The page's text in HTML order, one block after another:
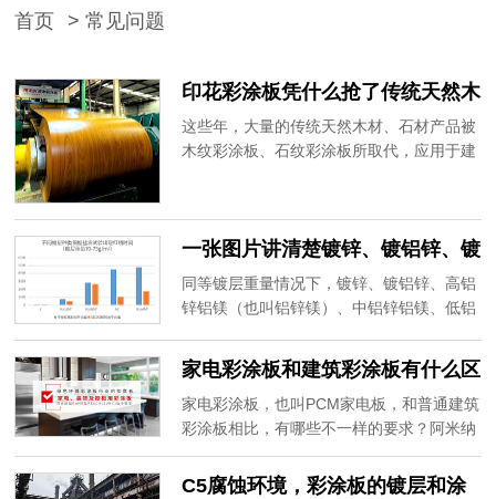
首页 > 常见问题
印花彩涂板凭什么抢了传统天然木
材、石材的生意？
这些年，大量的传统天然木材、石材产品被
木纹彩涂板、石纹彩涂板所取代，应用于建
分析印花彩涂板的三大硬核优势。
一张图片讲清楚镀锌、镀铝锌、镀
锌铝镁，哪个更耐腐蚀？
同等镀层重量情况下，镀锌、镀铝锌、高铝
锌铝镁（也叫铝锌镁）、中铝锌铝镁、低铝
清楚。
家电彩涂板和建筑彩涂板有什么区
别？
家电彩涂板，也叫PCM家电板，和普通建筑
彩涂板相比，有哪些不一样的要求？阿米纳
彩涂板为您详细讲解。
C5腐蚀环境，彩涂板的镀层和涂